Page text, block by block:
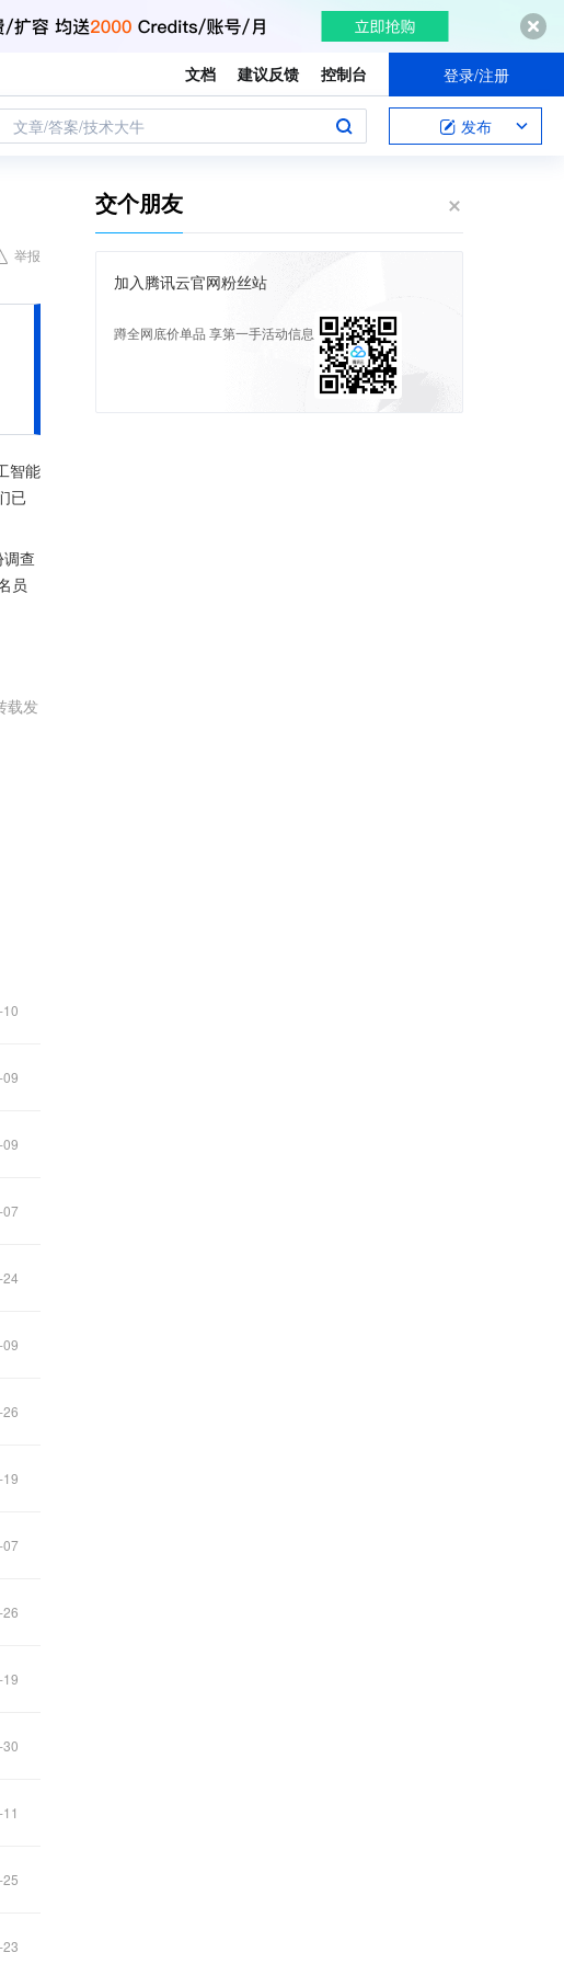
文档 建议反馈 控制台 登录/注册
文章/答案/技术大牛 发布
举报
智能
已
查
员
载发
07
07
交个朋友
加入腾讯云官网粉丝站
蹲全网底价单品 享第一手活动信息